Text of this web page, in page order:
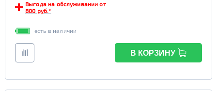
Выгода на обслуживании от
800 руб.*
есть в наличии
В КОРЗИНУ